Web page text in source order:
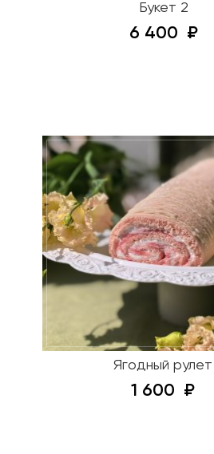
Букет 2
6 400
Ягодный рулет
1 600